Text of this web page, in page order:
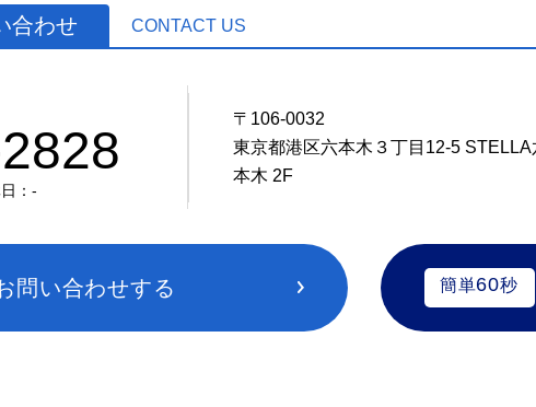
合わせ CONTACT US
：-
〒106-0032
東京都港区六本木３丁目12-5 STELLA
本木 2F
問い合わせする 簡単60秒